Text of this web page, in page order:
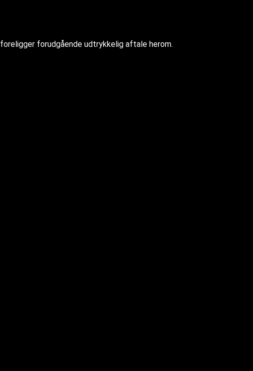
forudgående udtrykkelig aftale herom.